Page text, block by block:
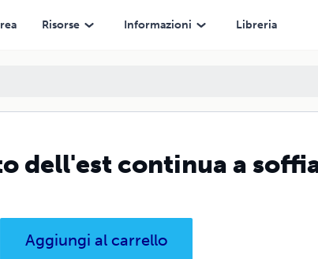
Risorse Informazioni Libreria
dell'est continua a
Aggiungi al carrello